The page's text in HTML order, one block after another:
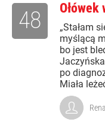
Ołówek
„Stałam
myślącą
bo jest
po
Miała
48